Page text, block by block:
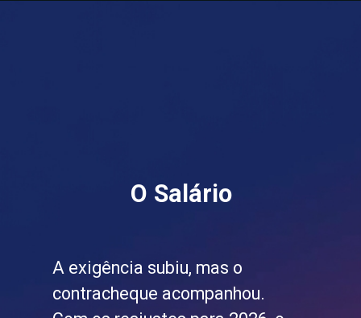
O Salário
A exigência subiu, mas o
contracheque acompanhou.